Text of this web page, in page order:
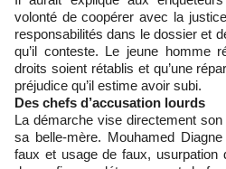
volonté de coopérer avec la
responsabilités dans le dossier et
qu’il conteste. Le jeune homme
droits soient rétablis et qu’une
préjudice qu’il estime avoir subi.
Des chefs d’accusation lourds
La démarche vise directement
sa belle-mère. Mouhamed
faux et usage de faux, usurpation